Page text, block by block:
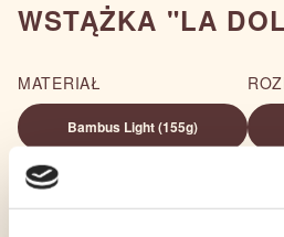
WSTĄŻKA "LA
MATERIAŁ
Bambus Light (155g)
ILOŚĆ
− +